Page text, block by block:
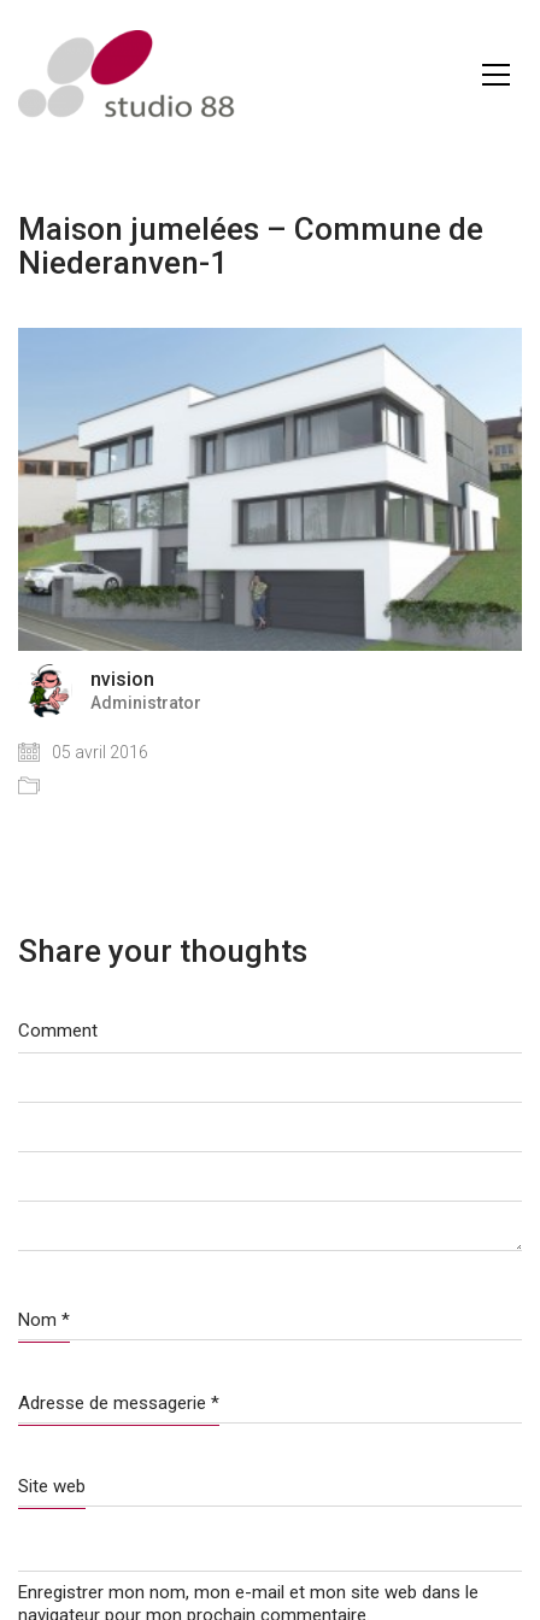
Maison jumelées – Commune de
Niederanven-1
nvision
Administrator
05 avril 2016
Share your thoughts
Comment
Nom *
Adresse de messagerie *
Site web
Enregistrer mon nom, mon e-mail et mon site web dans le